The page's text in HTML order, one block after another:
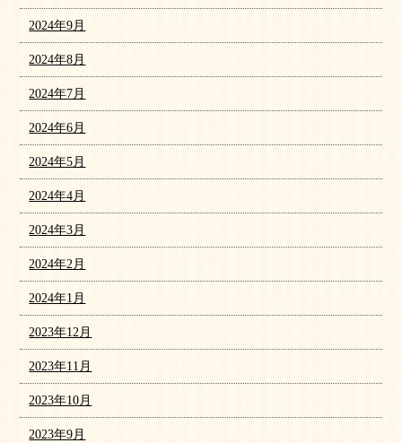
2024年9月
2024年8月
2024年7月
2024年6月
2024年5月
2024年4月
2024年3月
2024年2月
2024年1月
2023年12月
2023年11月
2023年10月
2023年9月